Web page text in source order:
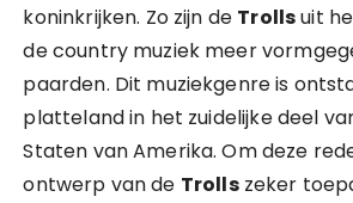
koninkrijken. Zo zijn de Trollsuit
de country muziek meer
paarden. Dit muziekgenre is
platteland in het zuidelijke deel
Staten van Amerika. Om deze
ontwerp van de Trollszeker